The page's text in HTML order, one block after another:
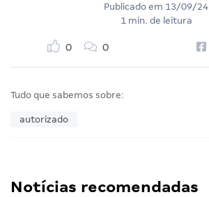
Publicado em 13/09/24
1 min. de leitura
0 0
Tudo que sabemos sobre:
autorizado
Notícias recomendadas